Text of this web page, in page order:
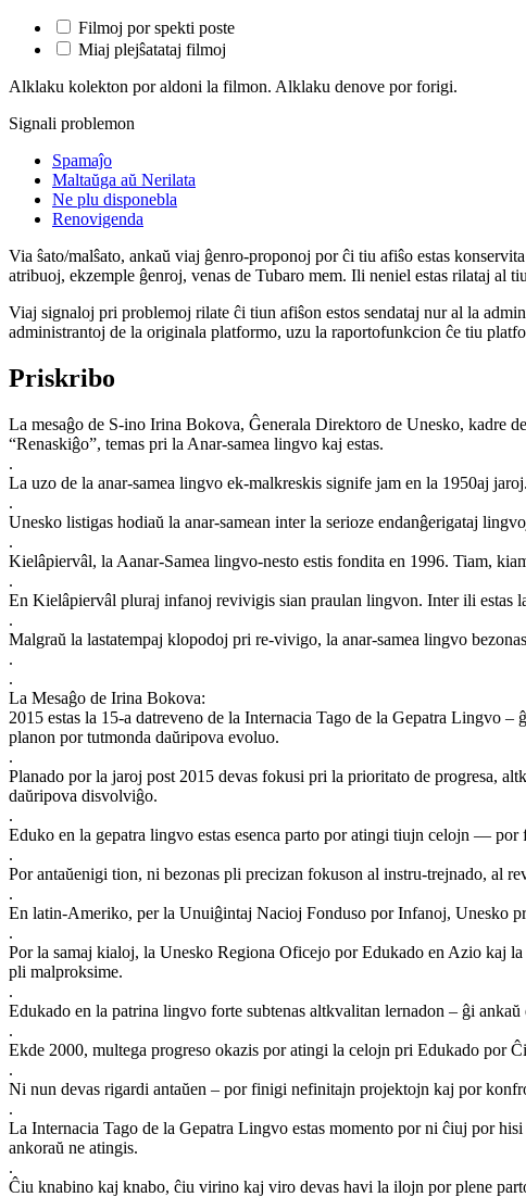
Filmoj por spekti poste
Miaj plejŝatataj filmoj
Alklaku kolekton por aldoni la filmon. Alklaku denove por forigi.
Signali problemon
Spamaĵo
Maltaŭga aŭ Nerilata
Ne plu disponebla
Renovigenda
Via ŝato/malŝato, ankaŭ viaj ĝenro-proponoj por ĉi tiu afiŝo estas
atribuoj, ekzemple ĝenroj, venas de Tubaro mem. Ili neniel estas rilataj al
Viaj signaloj pri problemoj rilate ĉi tiun afiŝon estos sendataj nur al la
administrantoj de la originala platformo, uzu la raportofunkcion ĉe tiu
Priskribo
La mesaĝo de S-ino Irina Bokova, Ĝenerala Direktoro de Unesko, kadre
“Renaskiĝo”, temas pri la Anar-samea lingvo kaj estas.
.
La uzo de la anar-samea lingvo ek-malkreskis signife jam en la 1950aj
.
Unesko listigas hodiaŭ la anar-samean inter la serioze endanĝerigataj
.
Kielâpiervâl, la Aanar-Samea lingvo-nesto estis fondita en 1996. Tiam,
.
En Kielâpiervâl pluraj infanoj revivigis sian praulan lingvon. Inter ili estas
.
Malgraŭ la lastatempaj klopodoj pri re-vivigo, la anar-samea lingvo
.
.
La Mesaĝo de Irina Bokova:
2015 estas la 15-a datreveno de la Internacia Tago de la Gepatra Lingvo
planon por tutmonda daŭripova evoluo.
.
Planado por la jaroj post 2015 devas fokusi pri la prioritato de progresa,
daŭripova disvolviĝo.
.
Eduko en la gepatra lingvo estas esenca parto por atingi tiujn celojn —
.
Por antaŭenigi tion, ni bezonas pli precizan fokuson al instru-trejnado, al
.
En latin-Ameriko, per la Unuiĝintaj Nacioj Fonduso por Infanoj, Unesko
.
Por la samaj kialoj, la Unesko Regiona Oficejo por Edukado en Azio kaj
pli malproksime.
.
Edukado en la patrina lingvo forte subtenas altkvalitan lernadon – ĝi
.
Ekde 2000, multega progreso okazis por atingi la celojn pri Edukado por
.
Ni nun devas rigardi antaŭen – por finigi nefinitajn projektojn kaj por
.
La Internacia Tago de la Gepatra Lingvo estas momento por ni ĉiuj por
ankoraŭ ne atingis.
.
Ĉiu knabino kaj knabo, ĉiu virino kaj viro devas havi la ilojn por plene